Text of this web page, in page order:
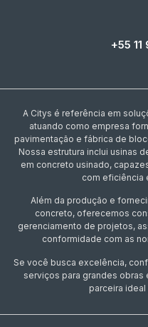
+55
A Citys é referência em
atuando como empresa
pavimentação e fábrica de
Nossa estrutura inclui usinas
em concreto usinado,
com eficiência
Além da produção e
concreto, oferecemos
gerenciamento de projetos,
conformidade com as
Se você busca excelência,
serviços para grandes obras
parceira